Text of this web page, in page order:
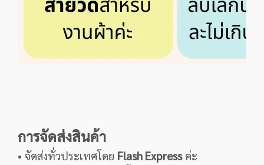
การจัดส่งสินค้า
• จัดส่งทั่วประเทศโดย Flash Expressค่ะ